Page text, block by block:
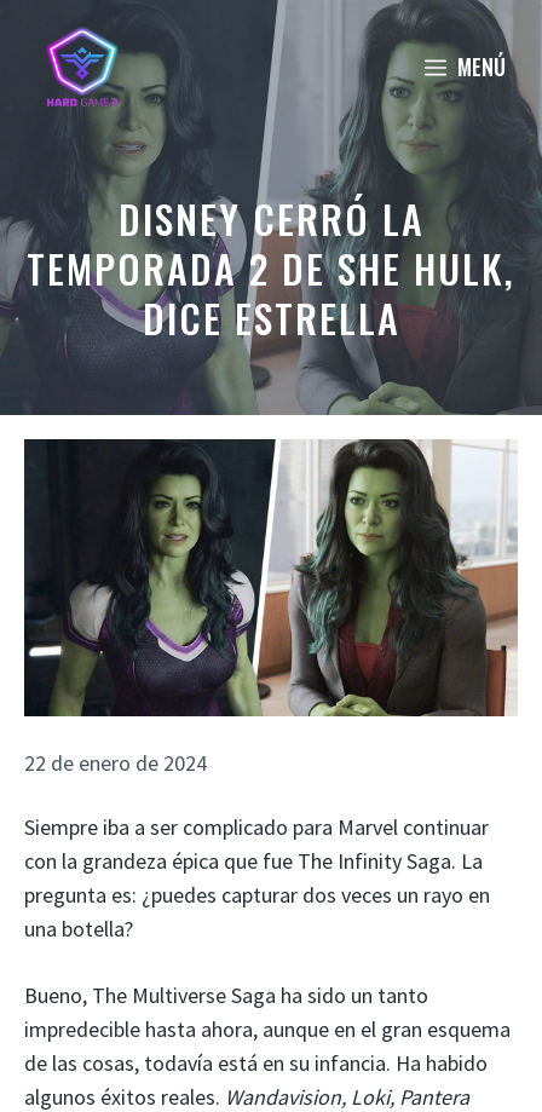
contenido
MENÚ
DISNEY CERRÓ LA
TEMPORADA 2 DE SHE HULK,
DICE ESTRELLA
22 de enero de 2024
Siempre iba a ser complicado para Marvel continuar
con la grandeza épica que fue The Infinity Saga. La
pregunta es: ¿puedes capturar dos veces un rayo en
una botella?
Bueno, The Multiverse Saga ha sido un tanto
impredecible hasta ahora, aunque en el gran esquema
de las cosas, todavía está en su infancia. Ha habido
algunos éxitos reales. Wandavision, Loki, Pantera